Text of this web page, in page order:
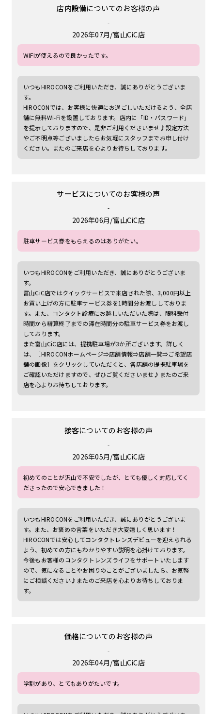
店内設備についてのお客様の声
-
2026年07月 富山CiC店
WIFIが使えるので良かったです。
いつもHIROCONをご利用いただき、誠にありがとうございま
す。
HIROCONでは、お客様に快適にお過ごしいただけるよう、全店
舗に無料Wi-Fiを設置しております。店内に「ID・パスワード」
を提示しておりますので、是非ご利用くださいませ♪設定方法
やご不明点等ございましたらお気軽にスタッフまでお申し付け
ください。またのご来店を心よりお待ちしております。
サービスについてのお客様の声
-
2026年06月 富山CiC店
駐車サービス券をもらえるのはありがたい。
いつもHIROCONをご利用いただき、誠にありがとうございま
す。
富山CiC店ではクイックサービスで来店された際、3,000円以上
お買い上げの方に駐車サービス券を1時間分お渡ししておりま
す。また、コンタクト診療にお越しいただいた際は、眼科受付
時間から精算終了までの滞在時間分の駐車サービス券をお渡し
しております。
また富山CiC店には、提携駐車場が3か所ございます。詳しく
は、［HIROCONホームページ⇒店舗情報⇒店舗一覧⇒ご希望店
舗の画像］をクリックしていただくと、各店舗の提携駐車場を
ご確認いただけますので、ぜひご覧くださいませ♪またのご来
店を心よりお待ちしております。
接客についてのお客様の声
-
2026年05月 富山CiC店
初めてのことが沢山で不安でしたが、とても優しく対応してく
ださったので安心できました！
いつもHIROCONをご利用いただき、誠にありがとうございま
す。また、お褒めの言葉をいただき大変嬉しく思います！
HIROCONでは安心してコンタクトレンズデビューを迎えられる
よう、初めての方にもわかりやすい説明を心掛けております。
今後もお客様のコンタクトレンズライフをサポートいたします
ので、気になることやお困りのことがございましたら、お気軽
にご相談ください♪またのご来店を心よりお待ちしておりま
す。
価格についてのお客様の声
-
2026年04月 富山CiC店
学割があり、とてもありがたいです。